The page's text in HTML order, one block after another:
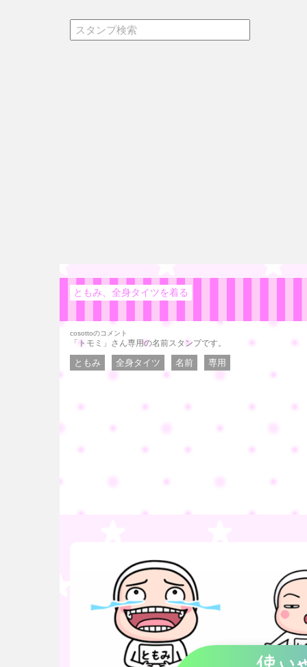
ともみ、全身タイツを着る
cosottoのコメント
「トモミ」さん専用の名前スタンプです。
ともみ 全身タイツ 名前 専用